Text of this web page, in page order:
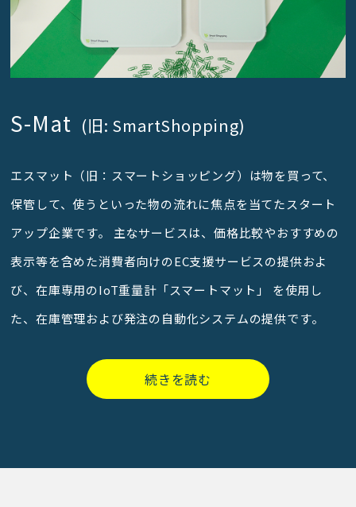
S-Mat (旧: SmartShopping)
エスマット（旧：スマートショッピング）は物を買って、
保管して、使うといった物の流れに焦点を当てたスタート
アップ企業です。 主なサービスは、価格比較やおすすめの
表示等を含めた消費者向けのEC支援サービスの提供およ
び、在庫専用のIoT重量計「スマートマット」 を使用し
た、在庫管理および発注の自動化システムの提供です。
続きを読む